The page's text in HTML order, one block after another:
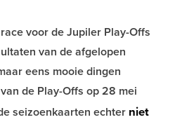
voor de Jupiler Play-Offs
van de afgelopen
eens mooie dingen
de Play-Offs op 28 mei
seizoenkaarten echter niet